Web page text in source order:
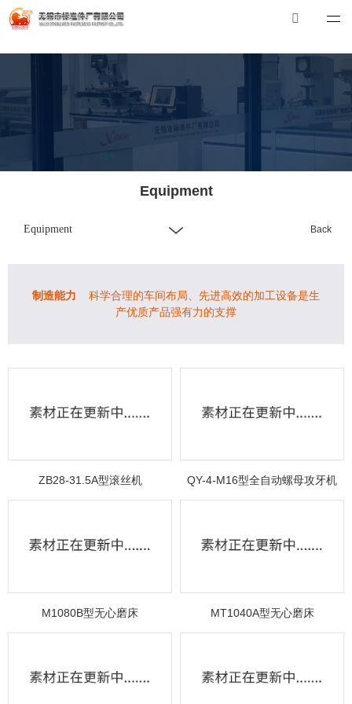
华体会体育_华体会（中国）
E-mail：
xibiao@craftstrading.com
华体会体育_华体会（中国）
Equipment
Equipment Back
制造能力 科学合理的车间布局、先进高效的加工设备是生
产优质产品强有力的支撑
ZB28-31.5A型滚丝机 QY-4-M16型全自动螺母攻牙机
M1080B型无心磨床 MT1040A型无心磨床